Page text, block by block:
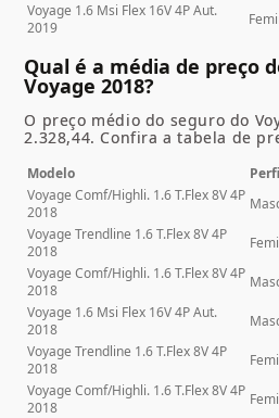
Voyage 1.6 Msi Flex 16V 4P Aut.
2019
Qual é a média de preço
Voyage 2018?
O preço médio do seguro do
2.328,44. Confira a tabela de
Modelo
Voyage Comf/Highli. 1.6 T.Flex 8V 4P
2018
Voyage Trendline 1.6 T.Flex 8V 4P
2018
Voyage Comf/Highli. 1.6 T.Flex 8V 4P
2018
Voyage 1.6 Msi Flex 16V 4P Aut.
2018
Voyage Trendline 1.6 T.Flex 8V 4P
2018
Voyage Comf/Highli. 1.6 T.Flex 8V 4P
2018